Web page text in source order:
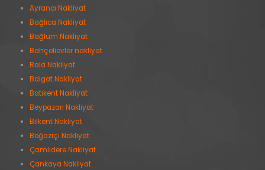
Ayrancı Nakliyat
Bağlıca Nakliyat
Bağlum Nakliyat
Bahçelievler nakliyat
Bala Nakliyat
Balgat Nakliyat
Batıkent Nakliyat
Beypazarı Nakliyat
Bilkent Nakliyat
Boğaziçi Nakliyat
Çamlıdere Nakliyat
Çankaya Nakliyat